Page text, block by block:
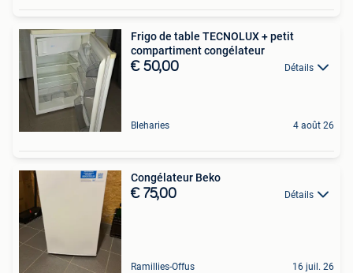
Frigo de table TECNOLUX + petit
compartiment congélateur
€ 50,00 Détails
Bleharies 4 août 26
Congélateur Beko
€ 75,00 Détails
Ramillies-Offus 16 juil. 26